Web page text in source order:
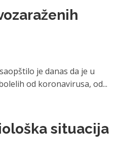
je danas da je u
od koronavirusa, od...
situacija